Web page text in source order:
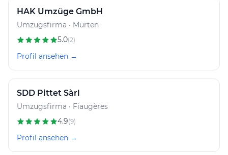
HAK Umzüge GmbH
Umzugsfirma · Murten
5.0(2)
Profil ansehen →
SDD Pittet Sàrl
Umzugsfirma · Fiaugères
4.9(9)
Profil ansehen →